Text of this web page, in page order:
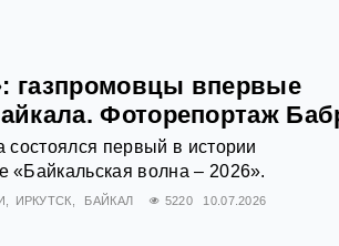
газпромовцы впервые
Фоторепортаж
первый в истории
«Байкальская волна – 2026».
ИРКУТСК БАЙКАЛ 5220 10.07.2026